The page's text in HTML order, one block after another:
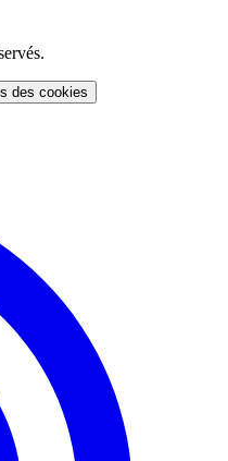
des cookies